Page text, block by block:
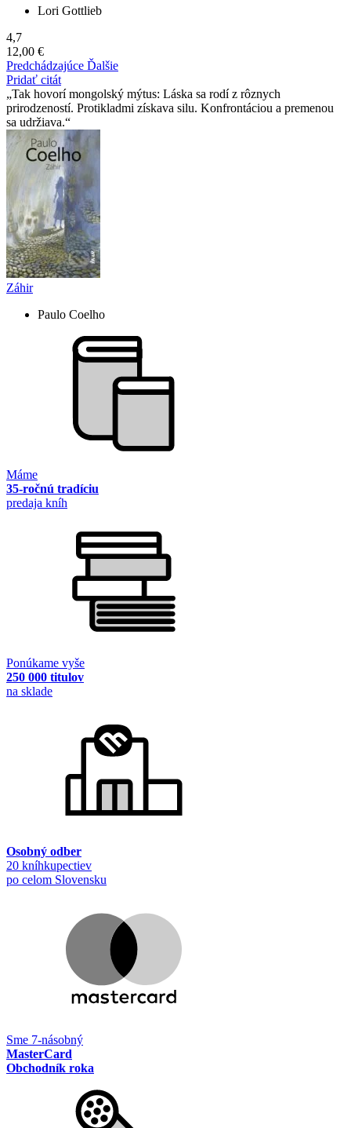
Lori Gottlieb
4,7
12,00 €
Predchádzajúce Ďalšie
Pridať citát
Tak hovorí mongolský mýtus: Láska sa rodí z rôznych
prirodzeností. Protikladmi získava silu. Konfrontáciou a premenou
sa udržiava.
Záhir
Paulo Coelho
Máme
35-ročnú tradíciu
predaja kníh
Ponúkame vyše
250 000 titulov
na sklade
Osobný odber
20 kníhkupectiev
po celom Slovensku
Sme 7-násobný
MasterCard
Obchodník roka